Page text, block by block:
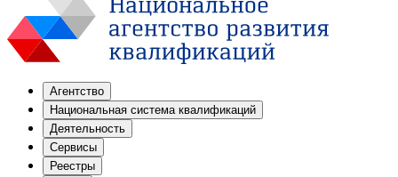
Агентство
Национальная система квалификаций
Деятельность
Сервисы
Реестры